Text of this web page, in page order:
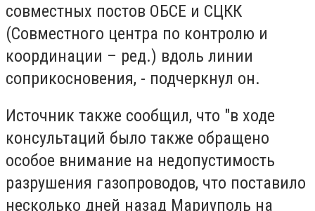
совместных постов ОБСЕ и СЦКК
(Совместного центра по контролю и
координации – ред.) вдоль линии
соприкосновения, - подчеркнул он.
Источник также сообщил, что "в ходе
консультаций было также обращено
особое внимание на недопустимость
разрушения газопроводов, что поставило
несколько дней назад Мариуполь на